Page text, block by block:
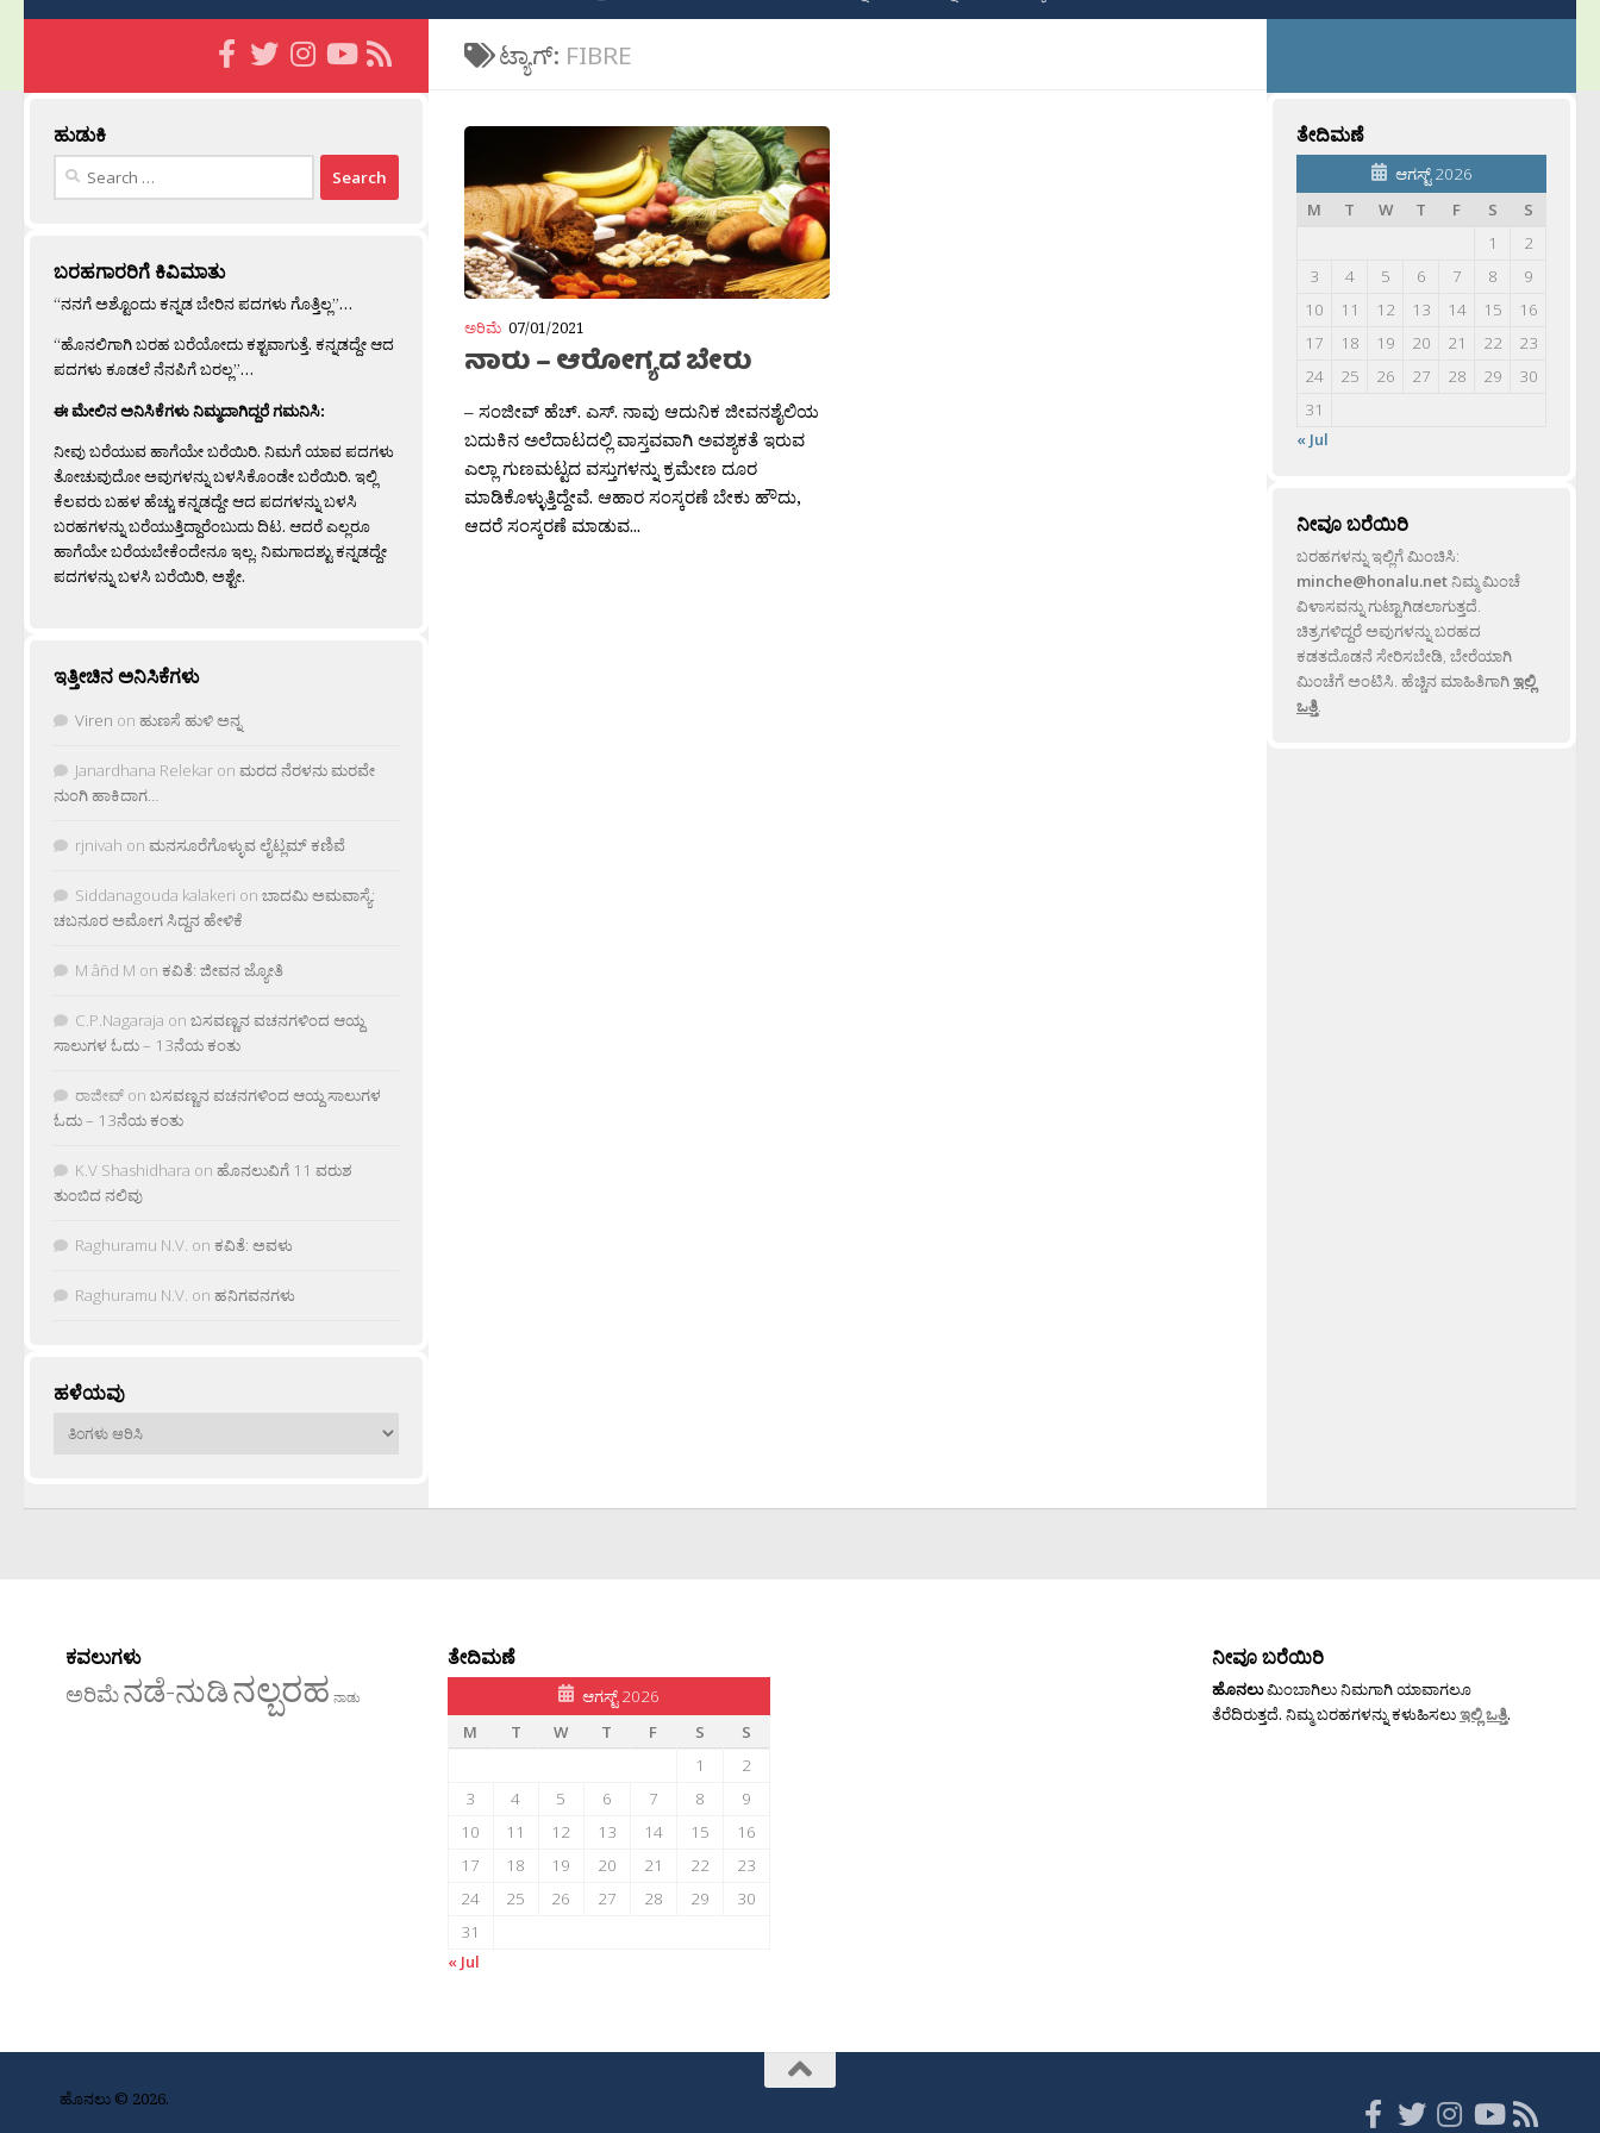
ಟ್ಯಾಗ್: FIBRE
ಅರಿಮೆ 07/01/2021
ನಾರು – ಆರೋಗ್ಯದ ಬೇರು
– ಸಂಜೀವ್ ಹೆಚ್. ಎಸ್. ನಾವು ಆದುನಿಕ ಜೀವನಶೈಲಿಯ
ಬದುಕಿನ ಅಲೆದಾಟದಲ್ಲಿ ವಾಸ್ತವವಾಗಿ ಅವಶ್ಯಕತೆ ಇರುವ
ಎಲ್ಲಾ ಗುಣಮಟ್ಟದ ವಸ್ತುಗಳನ್ನು ಕ್ರಮೇಣ ದೂರ
ಮಾಡಿಕೊಳ್ಳುತ್ತಿದ್ದೇವೆ. ಆಹಾರ ಸಂಸ್ಕರಣೆ ಬೇಕು ಹೌದು,
ಆದರೆ ಸಂಸ್ಕರಣೆ ಮಾಡುವ...
ಹುಡುಕಿ
Search
ಬರಹಗಾರರಿಗೆ ಕಿವಿಮಾತು
“ನನಗೆ ಅಶ್ಟೊಂದು ಕನ್ನಡ ಬೇರಿನ ಪದಗಳು ಗೊತ್ತಿಲ್ಲ”…
“ಹೊನಲಿಗಾಗಿ ಬರಹ ಬರೆಯೋದು ಕಶ್ಟವಾಗುತ್ತೆ. ಕನ್ನಡದ್ದೇ ಆದ
ಪದಗಳು ಕೂಡಲೆ ನೆನಪಿಗೆ ಬರಲ್ಲ”…
ಈ ಮೇಲಿನ ಅನಿಸಿಕೆಗಳು ನಿಮ್ಮದಾಗಿದ್ದರೆ ಗಮನಿಸಿ:
ನೀವು ಬರೆಯುವ ಹಾಗೆಯೇ ಬರೆಯಿರಿ. ನಿಮಗೆ ಯಾವ ಪದಗಳು
ತೋಚುವುದೋ ಅವುಗಳನ್ನು ಬಳಸಿಕೊಂಡೇ ಬರೆಯಿರಿ. ಇಲ್ಲಿ
ಕೆಲವರು ಬಹಳ ಹೆಚ್ಚು ಕನ್ನಡದ್ದೇ ಆದ ಪದಗಳನ್ನು ಬಳಸಿ
ಬರಹಗಳನ್ನು ಬರೆಯುತ್ತಿದ್ದಾರೆಂಬುದು ದಿಟ. ಆದರೆ ಎಲ್ಲರೂ
ಹಾಗೆಯೇ ಬರೆಯಬೇಕೆಂದೇನೂ ಇಲ್ಲ. ನಿಮಗಾದಶ್ಟು ಕನ್ನಡದ್ದೇ
ಪದಗಳನ್ನು ಬಳಸಿ ಬರೆಯಿರಿ, ಅಶ್ಟೇ.
ಇತ್ತೀಚಿನ ಅನಿಸಿಕೆಗಳು
Viren on ಹುಣಸೆ ಹುಳಿ ಅನ್ನ
Janardhana Relekar on ಮರದ ನೆರಳನು ಮರವೇ
ನುಂಗಿ ಹಾಕಿದಾಗ…
rjnivah on ಮನಸೂರೆಗೊಳ್ಳುವ ಲೈಟ್ಲಮ್ ಕಣಿವೆ
Siddanagouda kalakeri on ಬಾದಮಿ ಅಮವಾಸ್ಯೆ:
ಚಬನೂರ ಅಮೋಗ ಸಿದ್ದನ ಹೇಳಿಕೆ
M âñd M on ಕವಿತೆ: ಜೀವನ ಜ್ಯೋತಿ
C.P.Nagaraja on ಬಸವಣ್ಣನ ವಚನಗಳಿಂದ ಆಯ್ದ
ಸಾಲುಗಳ ಓದು – 13ನೆಯ ಕಂತು
ರಾಜೀವ್ on ಬಸವಣ್ಣನ ವಚನಗಳಿಂದ ಆಯ್ದ ಸಾಲುಗಳ
ಓದು – 13ನೆಯ ಕಂತು
K.V Shashidhara on ಹೊನಲುವಿಗೆ 11 ವರುಶ
ತುಂಬಿದ ನಲಿವು
Raghuramu N.V. on ಕವಿತೆ: ಅವಳು
Raghuramu N.V. on ಹನಿಗವನಗಳು
ಹಳೆಯವು
ಹಳೆಯವು
ತೇದಿಮಣೆ
ಆಗಸ್ಟ್ 2026
M
T W T F S
S
1
2
3
4 5 6 7 8
9
10
11 12 13 14 15
16
17
18 19 20 21 22
23
24
25 26 27 28 29
30
31
« Jul
ನೀವೂ ಬರೆಯಿರಿ
ಬರಹಗಳನ್ನು ಇಲ್ಲಿಗೆ ಮಿಂಚಿಸಿ:
minche@honalu.netನಿಮ್ಮ ಮಿಂಚೆ
ವಿಳಾಸವನ್ನು ಗುಟ್ಟಾಗಿಡಲಾಗುತ್ತದೆ.
ಚಿತ್ರಗಳಿದ್ದರೆ ಅವುಗಳನ್ನು ಬರಹದ
ಕಡತದೊಡನೆ ಸೇರಿಸಬೇಡಿ, ಬೇರೆಯಾಗಿ
ಮಿಂಚೆಗೆ ಅಂಟಿಸಿ. ಹೆಚ್ಚಿನ ಮಾಹಿತಿಗಾಗಿಇಲ್ಲಿ
ಒತ್ತಿ.
ಕವಲುಗಳು
ಅರಿಮೆನಡೆ-ನುಡಿನಲ್ಬರಹ ನಾಡು
ತೇದಿಮಣೆ
ಆಗಸ್ಟ್ 2026
M
T W T F S
S
1
2
3
4 5 6 7 8
9
10
11 12 13 14 15
16
17
18 19 20 21 22
23
24
25 26 27 28 29
30
31
« Jul
ನೀವೂ ಬರೆಯಿರಿ
ಹೊನಲುಮಿಂಬಾಗಿಲು ನಿಮಗಾಗಿ ಯಾವಾಗಲೂ
ತೆರೆದಿರುತ್ತದೆ. ನಿಮ್ಮ ಬರಹಗಳನ್ನು ಕಳುಹಿಸಲುಇಲ್ಲಿ ಒತ್ತಿ.
ಹೊನಲು © 2026.